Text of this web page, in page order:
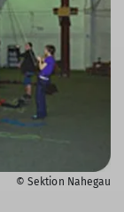
© Sektion Nahegau